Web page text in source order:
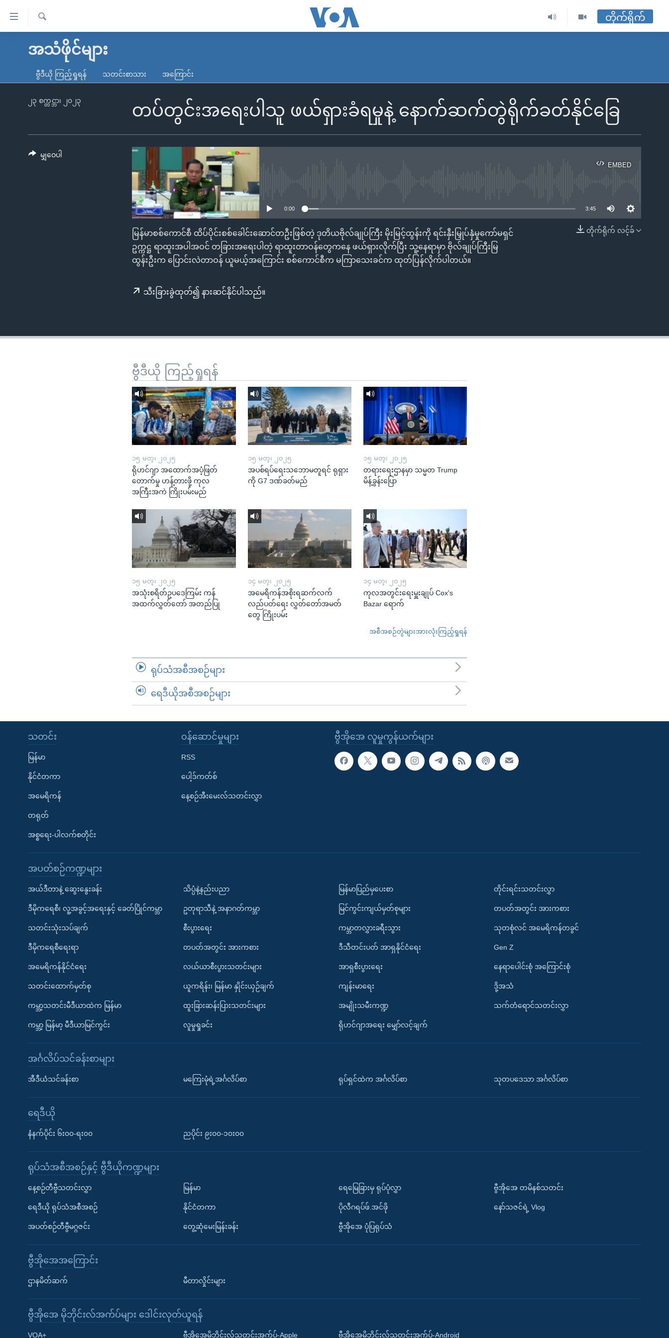
လွယ်ကူ
သည့်
မူလစာမျက်နှာ
ကမ္ဘာ့သတင်းများ
နိုင်ငံတကာ
တရုတ်
အစ္စရေး-ပါလက်စတိုင်း
ရပ်ဝန်းတခု လမ်းတခု အလွန်
အင်္ဂလိပ်စာလေ့လာမယ်
Learning English
ရ
တိုက်ရိုက်
အသံဖိုင်များ
ဗွီဒီယို ကြည့်ရှုရန် သတင်းစာသား အကြောင်း
တပ်တွင်းအရေးပါသူ ဖယ်ရှားခံရမှုနဲ့ နောက်ဆက်တွဲရိုက်ခတ်နိုင်ခြေ
၂၃ စက္တင္ဘာ၊ ၂၀၂၃
EMBED
EMBED
0:00 3:45
တိုက်ရိုက် လင့်ခ်
မြန်မာစစ်ကောင်စီ ထိပ်ပိုင်းစစ်ခေါင်းဆောင်တဦးဖြစ်တဲ့ ဒုတိယဗိုလ်ချုပ်ကြီး မိုးမြင့်ထွန်းကို ရင်းနှီးမြှုပ်နှံမှုကော်မရှင်
ဥက္ကဋ္ဌ ရာထူးအပါအဝင် တခြားအရေးပါတဲ့ ရာထူးတာဝန်တွေကနေ ဖယ်ရှားလိုက်ပြီး သူ့နေရာမှာ ဗိုလ်ချုပ်ကြီးမြ
ထွန်းဦးက ပြောင်းလဲတာဝန် ယူမယ့်အကြောင်း စစ်ကောင်စီက မကြာသေးခင်က ထုတ်ပြန်လိုက်ပါတယ်။
သီးခြားခွဲထုတ်၍ နားဆင်နိုင်ပါသည်။
မျှဝေပါ
ဗွီဒီယို ကြည့်ရှုရန်
၁၅ မတ္၊ ၂၀၂၅
ရိုဟင်ဂျာ အထောက်အပံ့ဖြတ်
တောက်မှု ဟန့်တားဖို့ ကုလ
အကြီးအကဲ ကြိုးပမ်းမည်
၁၅ မတ္၊ ၂၀၂၅
အပစ်ရပ်ရေးသဘောမတူရင် ရုရှား
ကို G7 ဒဏ်ခတ်မည်
၁၅ မတ္၊ ၂၀၂၅
တရားရေးဌာနမှာ သမ္မတ Trump
မိန့်ခွန်းပြော
၁၅ မတ္၊ ၂၀၂၅
အသုံးစရိတ်ဥပဒေကြမ်း ကန်
အထက်လွှတ်တော် အတည်ပြု
၁၄ မတ္၊ ၂၀၂၅
အမေရိကန်အစိုးရဆက်လက်
လည်ပတ်ရေး လွှတ်တော်အမတ်
တွေ ကြိုးပမ်း
၁၄ မတ္၊ ၂၀၂၅
ကုလအတွင်းရေးမှူးချုပ် Cox's
Bazar ရောက်
အစီအစဉ်တွဲများအားလုံးကြည့်ရှုရန်
ရုပ်သံအစီအစဉ်များ
ရေဒီယိုအစီအစဉ်များ
ဗွီအိုအေ လူမှုကွန်ယက်များ
သတင်း
မြန်မာ
နိုင်ငံတကာ
အမေရိကန်
တရုတ်
အစ္စရေး-ပါလက်စတိုင်း
၀န်ဆောင်မှုများ
RSS
ပေါ့ဒ်ကတ်စ်
နေ့စဉ်အီးမေးလ်သတင်းလွှာ
အပတ်စဉ်ကဏ္ဍများ
အယ်ဒီတာနဲ့ ဆွေးနွေးခန်း
ဒီမိုကရေစီ၊ လူ့အခွင့်အရေးနှင့် ခေတ်ပြိုင်ကမ္ဘာ
သတင်းသုံးသပ်ချက်
ဒီမိုကရေစီရေးရာ
အမေရိကန်နိုင်ငံရေး
သတင်းထောက်မှတ်စု
ကမ္ဘာ့သတင်းမီဒီယာထဲက မြန်မာ
ကမ္ဘာ့ မြန်မာ့ မီဒီယာမြင်ကွင်း
သိပ္ပံနဲ့နည်းပညာ
ဥတုရာသီနဲ့ အနာဂတ်ကမ္ဘာ
စီးပွားရေး
တပတ်အတွင်း အားကစား
လယ်ယာစီးပွားသတင်းများ
ယူကရိန်း၊ မြန်မာ နှိုင်းယှဉ်ချက်
ထူးခြားဆန်းပြားသတင်းများ
လူမှုရှုခင်း
မြန်မာပြည်မှပေးစာ
မြင်ကွင်းကျယ်မှတ်စုများ
ကမ္ဘာတလွှားခရီးသွား
ဒီသီတင်းပတ် အာရှနိုင်ငံရေး
အာရှစီးပွားရေး
ကျန်းမာရေး
အမျိုးသမီးကဏ္ဍ
ရိုဟင်ဂျာအရေး မျှော်လင့်ချက်
တိုင်းရင်းသတင်းလွှာ
တပတ်အတွင်း အားကစား
သုတစုံလင် အမေရိကန်တခွင်
Gen Z
နေရာပေါင်းစုံ အကြောင်းစုံ
ဒို့အသံ
သက်တံရောင်သတင်းလွှာ
အင်္ဂလိပ်သင်ခန်းစာများ
အီဒီယံသင်ခန်းစာ မကြေးမုံရဲ့အင်္ဂလိပ်စာ ရုပ်ရှင်ထဲက အင်္ဂလိပ်စာ သုတပဒေသာ အင်္ဂလိပ်စာ
ရေဒီယို
နံနက်ပိုင်း ၆း၀၀-ရး၀၀ ညပိုင်း ၉း၀၀-၁၀း၀၀
ရုပ်သံအစီအစဉ်နှင့် ဗွီဒီယိုကဏ္ဍများ
နေ့စဉ်တီဗွီသတင်းလွှာ
ရေဒီယို ရုပ်သံအစီအစဉ်
အပတ်စဉ်တီဗွီမဂ္ဂဇင်း
မြန်မာ
နိုင်ငံတကာ
တွေ့ဆုံမေးမြန်းခန်း
ရေမြေခြားမှ ရုပ်ပုံလွှာ
ပိုလီဂရပ်ဖ်.အင်ဖို
ဗွီအိုအေ ပုံပြရုပ်သံ
ဗွီအိုအေ တမိနစ်သတင်း
နော်သဇင်ရဲ့ Vlog
ဗွီအိုအေအကြောင်း
ဌာနမိတ်ဆက် မီတာလှိုင်းများ
ဗွီအိုအေ မိုဘိုင်းလ်အက်ပ်များ ဒေါင်းလုတ်ယူရန်
VOA+ ဗွီအိုအေမိုဘိုင်းလ်သတင်းအက်ပ်-Apple ဗွီအိုအေမိုဘိုင်းလ်သတင်းအက်ပ်-Android